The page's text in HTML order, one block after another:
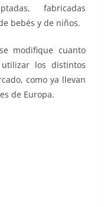
fabricadas
bebés y de niños.
modifique cuanto
los distintos
como ya llevan
de Europa.